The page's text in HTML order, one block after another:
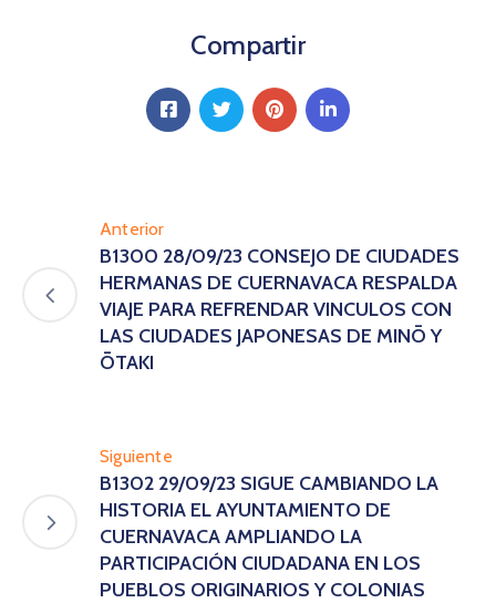
Compartir
Anterior
B1300 28/09/23 CONSEJO DE CIUDADES
HERMANAS DE CUERNAVACA RESPALDA
VIAJE PARA REFRENDAR VINCULOS CON
LAS CIUDADES JAPONESAS DE MINŌ Y
ŌTAKI
Siguiente
B1302 29/09/23 SIGUE CAMBIANDO LA
HISTORIA EL AYUNTAMIENTO DE
CUERNAVACA AMPLIANDO LA
PARTICIPACIÓN CIUDADANA EN LOS
PUEBLOS ORIGINARIOS Y COLONIAS